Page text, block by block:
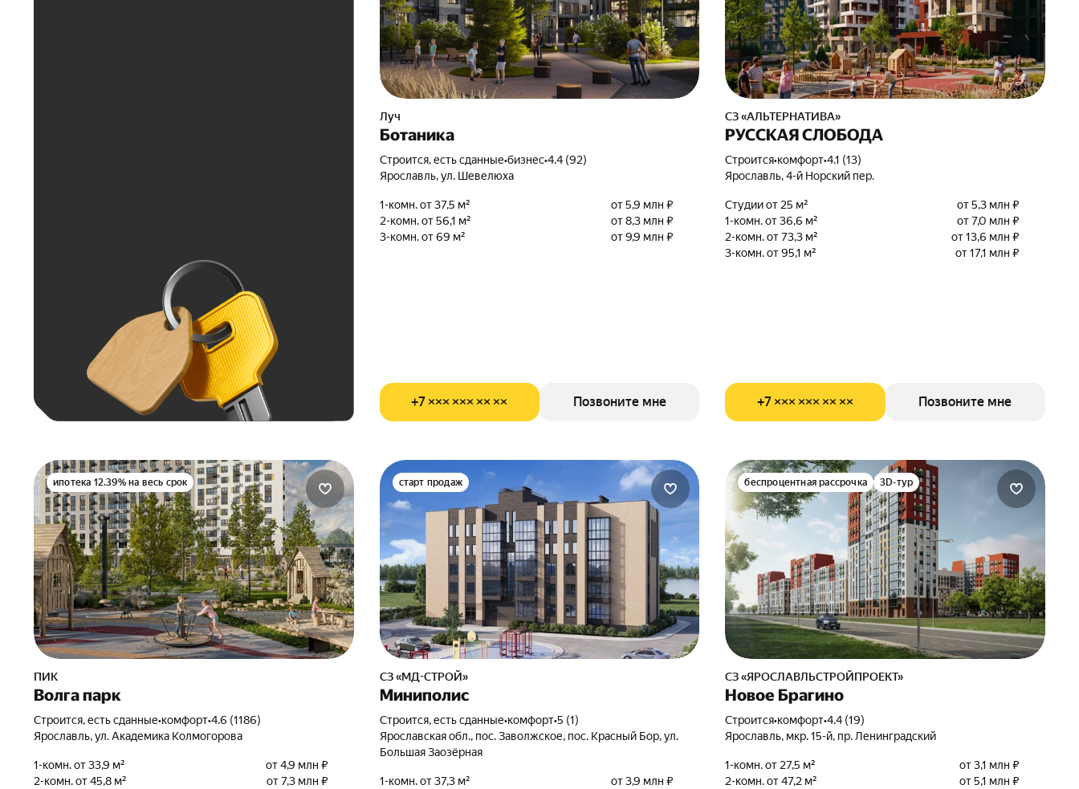
Луч
Ботаника
Строится, есть сданные•бизнес•4.4 (92)
Ярославль, ул. Шевелюха
1-комн. от 37,5 м²
от 5,9 млн ₽
2-комн. от 56,1 м²
от 8,3 млн ₽
3-комн. от 69 м²
от 9,9 млн ₽
+7 ××× ××× ×× ×× Позвоните мне
СЗ «АЛЬТЕРНАТИВА»
РУССКАЯ СЛОБОДА
Строится•комфорт•4.1 (13)
Ярославль, 4-й Норский пер.
Студии от 25 м²
от 5,3 млн ₽
1-комн. от 36,6 м²
от 7,0 млн ₽
2-комн. от 73,3 м²
от 13,6 млн ₽
3-комн. от 95,1 м²
от 17,1 млн ₽
+7 ××× ××× ×× ×× Позвоните мне
ипотека 12.39% на весь срок
ПИК
Волга парк
Строится, есть сданные•комфорт•4.6 (1186)
Ярославль, ул. Академика Колмогорова
1-комн. от 33,9 м²
от 4,9 млн ₽
2-комн. от 45,8 м²
от 7,3 млн ₽
старт продаж
СЗ «МД-СТРОЙ»
Миниполис
Строится, есть сданные•комфорт•5 (1)
Ярославская обл., пос. Заволжское, пос. Красный Бор, ул.
Большая Заозёрная
1-комн. от 37,3 м²
от 3,9 млн ₽
беспроцентная рассрочка 3D-тур
СЗ «ЯРОСЛАВЛЬСТРОЙПРОЕКТ»
Новое Брагино
Строится•комфорт•4.4 (19)
Ярославль, мкр. 15-й, пр. Ленинградский
1-комн. от 27,5 м²
от 3,1 млн ₽
2-комн. от 47,2 м²
от 5,1 млн ₽